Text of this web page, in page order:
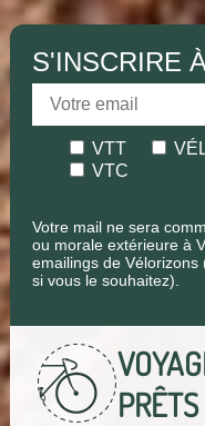
S'INSCRIRE
VTT
VTC
Votre mail ne sera
ou morale extérieure à
emailings de
si vous le souhaitez).